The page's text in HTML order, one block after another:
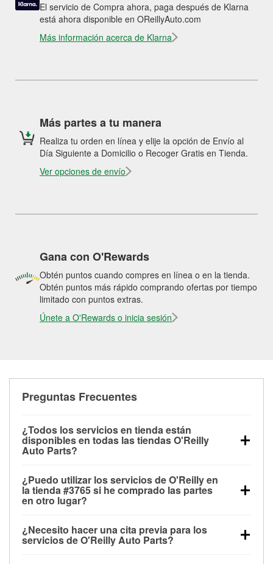
El servicio de Compra ahora, paga después de Klarna
está ahora disponible en OReillyAuto.com
Más información acerca de Klarna
Más partes a tu manera
Realiza tu orden en línea y elije la opción de Envío al
Día Siguiente a Domicilio o Recoger Gratis en Tienda.
Ver opciones de envío
Gana con O'Rewards
Obtén puntos cuando compres en línea o en la tienda.
Obtén puntos más rápido comprando ofertas por tiempo
limitado con puntos extras.
Únete a O'Rewards o inicia sesión
Preguntas Frecuentes
¿Todos los servicios en tienda están
disponibles en todas las tiendas O'Reilly
Auto Parts?
las pruebas de batería, pruebas de alternador y
motor de arranque, revisión de la luz “Check Engine”
con O'Reilly VeriScan® e instalación de
limpiaparabrisas o bombillas, están disponibles en
todas las tiendas O'Reilly Auto Parts. La tienda
¿Puedo utilizar los servicios de O'Reilly en
la tienda #3765 si he comprado las partes
en otro lugar?
de O'Reilly Auto Parts que estén disponibles en la
tienda #3765 de Meridian, ID aunque hayas
¿Necesito hacer una cita previa para los
servicios de O'Reilly Auto Parts?